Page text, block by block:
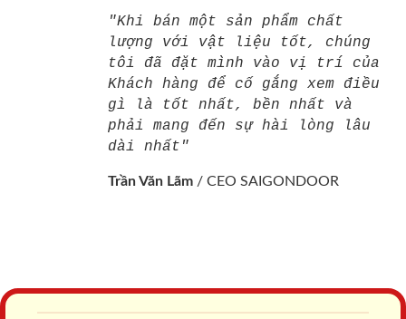
"Khi bán một sản phẩm chất
lượng với vật liệu tốt, chúng
tôi đã đặt mình vào vị trí của
Khách hàng để cố gắng xem điều
gì là tốt nhất, bền nhất và
phải mang đến sự hài lòng lâu
dài nhất"
Trần Văn Lãm / CEO SAIGONDOOR